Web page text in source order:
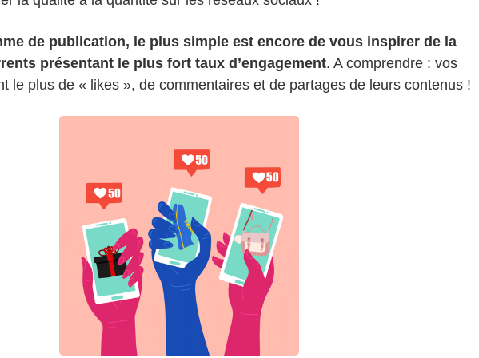
de publication, le plus simple est encore de vous inspirer de la
présentant le plus fort taux d’engagement. A comprendre : vos
le plus de « likes », de commentaires et de partages de leurs contenus !